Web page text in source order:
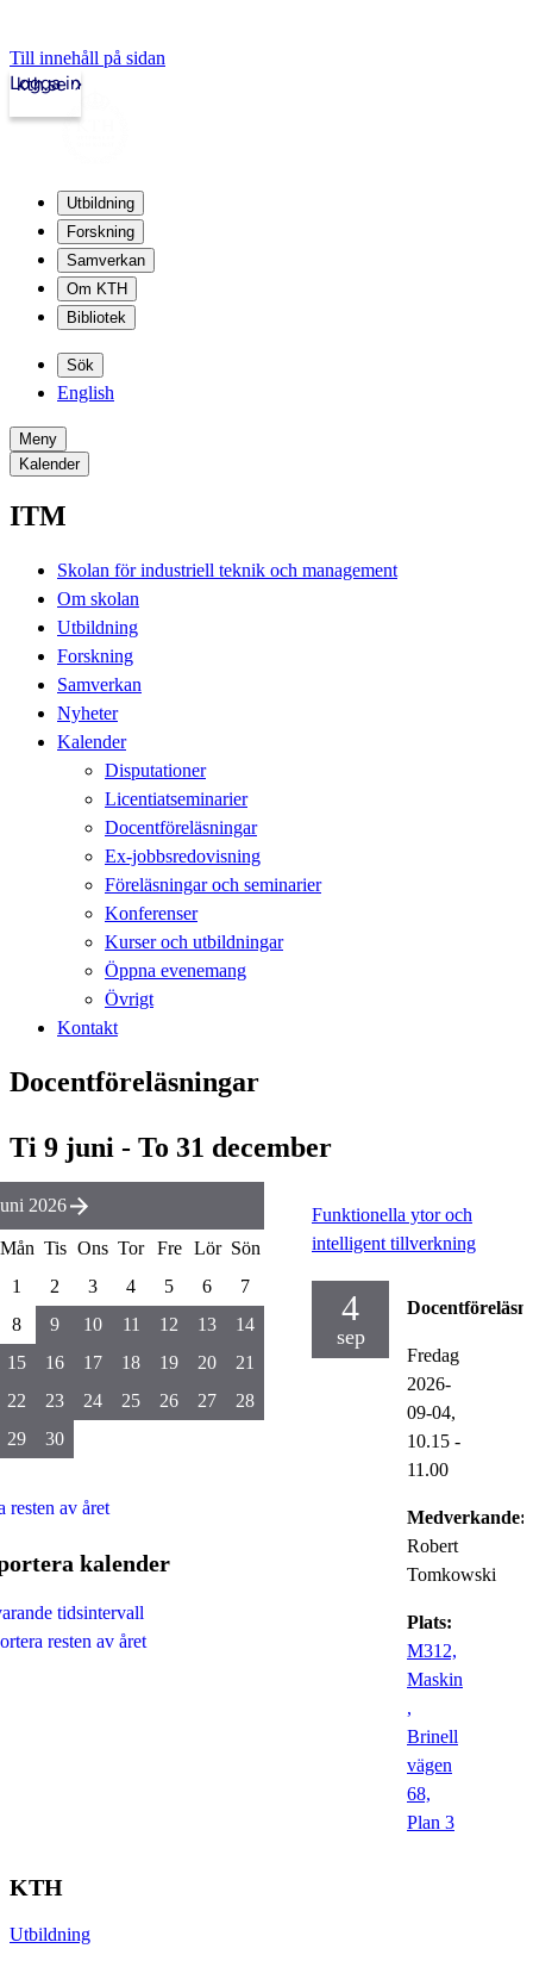
Till innehåll på sidan
kth.se
Logga in
Utbildning
Forskning
Samverkan
Om KTH
Bibliotek
Sök
English
Meny
Kalender
ITM
Skolan för industriell teknik och management
Om skolan
Utbildning
Forskning
Samverkan
Nyheter
Kalender
Disputationer
Licentiatseminarier
Docentföreläsningar
Ex-jobbsredovisning
Föreläsningar och seminarier
Konferenser
Kurser och utbildningar
Öppna evenemang
Övrigt
Kontakt
Docentföreläsningar
Ti 9 juni - To 31 december
Funktionella ytor och
intelligent tillverkning
4
sep
Fredag
2026-
09-04,
10.15 -
11.00
Medverkande:
Robert
Tomkowski
Plats:
M312,
Maskin
,
Brinell
vägen
68,
Plan 3
2026
Mån Tis Ons Tor Fre Lör Sön
1
2 3 4 5 6
7
8
9 10 11 12 13
14
15
16 17 18 19 20
21
22
23 24 25 26 27
28
29
30
resten av året
kalender
tidsintervall
resten av året
KTH
Utbildning